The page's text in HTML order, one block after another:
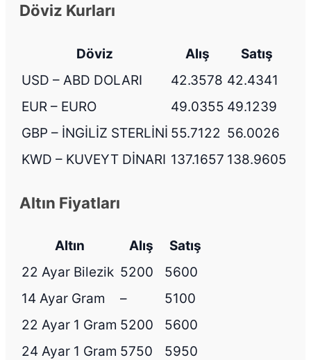
Döviz Kurları
Döviz Alış
Satış
USD – ABD DOLARI
42.3578 42.4341
EUR – EURO
49.0355 49.1239
GBP – İNGİLİZ STERLİNİ 55.7122 56.0026
KWD – KUVEYT DİNARI 137.1657 138.9605
Altın Fiyatları
Altın Alış
Satış
22 Ayar Bilezik 5200
5600
14 Ayar Gram
–
5100
22 Ayar 1 Gram 5200
5600
24 Ayar 1 Gram 5750
5950